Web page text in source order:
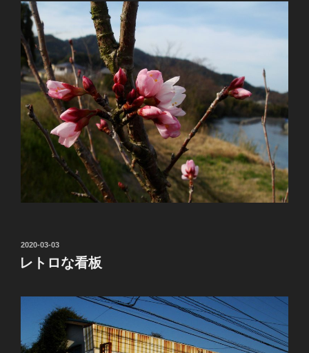
投
稿
日:
2020-03-03
レトロな看板